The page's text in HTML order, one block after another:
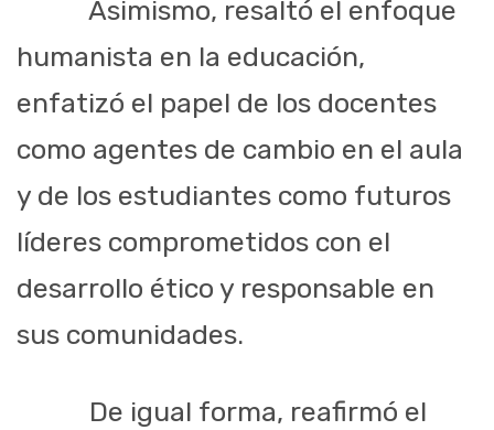
Asimismo, resaltó el enfoque
humanista en la educación,
enfatizó el papel de los docentes
como agentes de cambio en el aula
y de los estudiantes como futuros
líderes comprometidos con el
desarrollo ético y responsable en
sus comunidades.
De igual forma, reafirmó el